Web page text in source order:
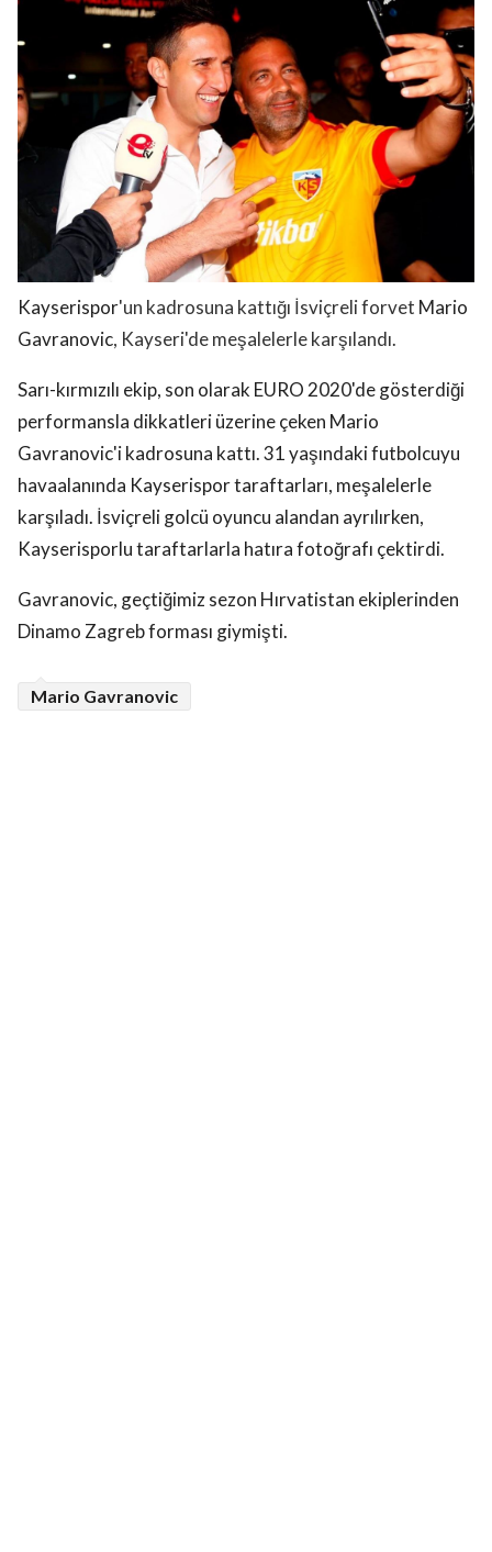
Kayserispor'un kadrosuna kattığı İsviçreli forvet Mario
Gavranovic, Kayseri'de meşalelerle karşılandı.
Sarı-kırmızılı ekip, son olarak EURO 2020'de gösterdiği
performansla dikkatleri üzerine çeken Mario
Gavranovic'i kadrosuna kattı. 31 yaşındaki futbolcuyu
havaalanında Kayserispor taraftarları, meşalelerle
karşıladı. İsviçreli golcü oyuncu alandan ayrılırken,
Kayserisporlu taraftarlarla hatıra fotoğrafı çektirdi.
Gavranovic, geçtiğimiz sezon Hırvatistan ekiplerinden
Dinamo Zagreb forması giymişti.
Mario Gavranovic